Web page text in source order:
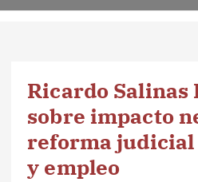
Ricardo Salinas
sobre impacto
reforma
y empleo